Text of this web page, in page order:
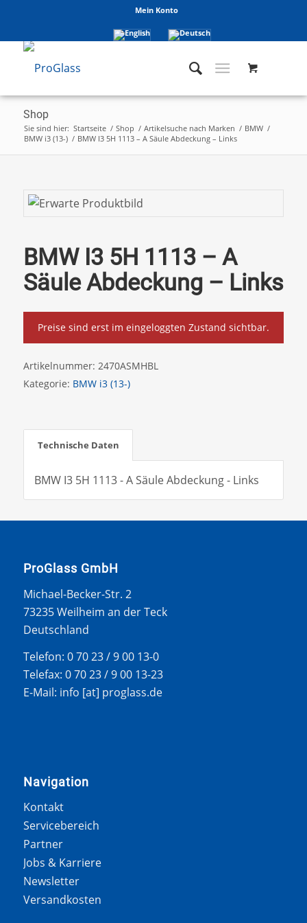
Mein Konto
Shop
Sie sind hier: Startseite / Shop / Artikelsuche nach Marken / BMW /
BMW i3 (13-) / BMW I3 5H 1113 – A Säule Abdeckung – Links
BMW I3 5H 1113 – A
Säule Abdeckung – Links
Preise sind erst im eingeloggten Zustand sichtbar.
Artikelnummer: 2470ASMHBL
Kategorie: BMW i3 (13-)
Technische Daten
BMW I3 5H 1113 - A Säule Abdeckung - Links
ProGlass GmbH
Michael-Becker-Str. 2
73235 Weilheim an der Teck
Deutschland
Telefon: 0 70 23 / 9 00 13-0
Telefax: 0 70 23 / 9 00 13-23
E-Mail: info [at] proglass.de
Navigation
Kontakt
Servicebereich
Partner
Jobs & Karriere
Newsletter
Versandkosten